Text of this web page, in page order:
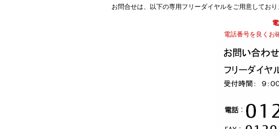
お問合せは、以下の専用フリーダイヤルをご用意しており
電話番号を良くお